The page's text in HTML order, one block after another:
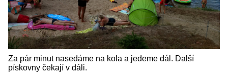
Za pár minut nasedáme na kola a jedeme dál. Další
pískovny čekají v dáli.